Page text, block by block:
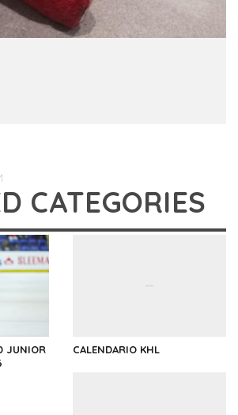
CATEGORIES
JUNIOR
CALENDARIO KHL